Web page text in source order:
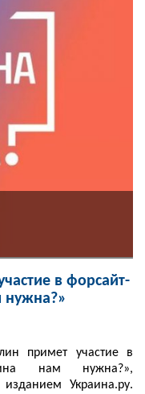
в форсайт-
нужна?»
примет участие в
нам нужна?»,
Украина.ру.